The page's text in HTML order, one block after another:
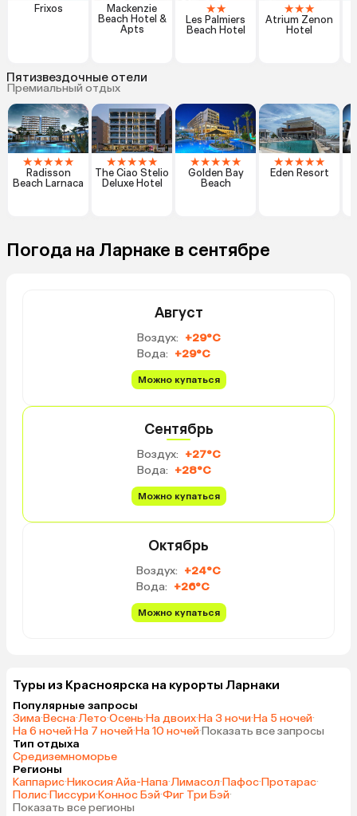
Frixos
Mackenzie
Beach Hotel &
Apts
★★
Les Palmiers
Beach Hotel
★★★
Atrium Zenon
Hotel
Пятизвездочные отели
Премиальный отдых
★★★★★
Radisson
Beach Larnaca
★★★★★
The Ciao Stelio
Deluxe Hotel
★★★★★
Golden Bay
Beach
★★★★★
Eden Resort
Погода на Ларнаке в сентябре
Август
Воздух: +29°C
Вода: +29°C
Можно купаться
Сентябрь
Воздух: +27°C
Вода: +28°C
Можно купаться
Октябрь
Воздух: +24°C
Вода: +26°C
Можно купаться
Туры из Красноярска на курорты Ларнаки
Популярные запросы
Зима·Весна·Лето·Осень·На двоих·На 3 ночи·На 5 ночей·
На 6 ночей·На 7 ночей·На 10 ночей·Показать все запросы
Тип отдыха
Средиземноморье
Регионы
Каппарис·Никосия·Айа-Напа·Лимасол·Пафос·Протарас·
Полис·Писсури·Коннос Бэй·Фиг Три Бэй·
Показать все регионы